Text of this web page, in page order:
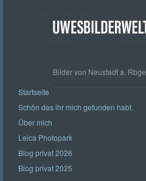
Bilder von Neustadt a. Rbge.
Startseite
Schön das ihr mich gefunden habt.
Über mich
Leica Photopark
Blog privat 2026
Blog privat 2025